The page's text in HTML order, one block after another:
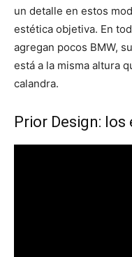
un detalle en estos
estética objetiva. En
agregan pocos BMW,
está a la misma altura
calandra.
Prior Design: